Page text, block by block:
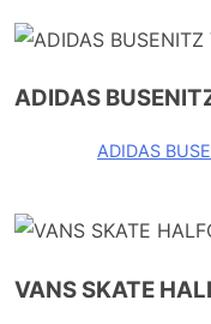
ADIDAS
ADIDAS
VANS SKATE